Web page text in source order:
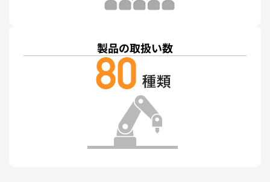
製品の取扱い数